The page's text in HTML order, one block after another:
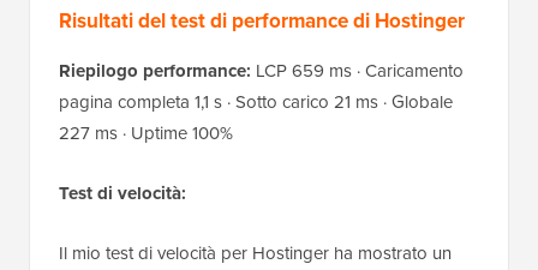
Risultati del test di performance di Hostinger
Riepilogo performance: LCP 659 ms · Caricamento
pagina completa 1,1 s · Sotto carico 21 ms · Globale
227 ms · Uptime 100%
Test di velocità:
Il mio test di velocità per Hostinger ha mostrato un